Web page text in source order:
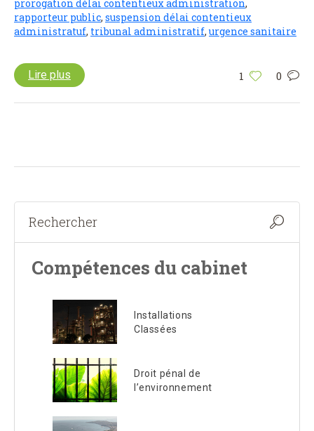
prorogation délai contentieux administration,
rapporteur public, suspension délai contentieux
administratuf, tribunal administratif,urgence sanitaire
1 0
Lire plus
Compétences du cabinet
Installations
Classées
Droit pénal de
l’environnement